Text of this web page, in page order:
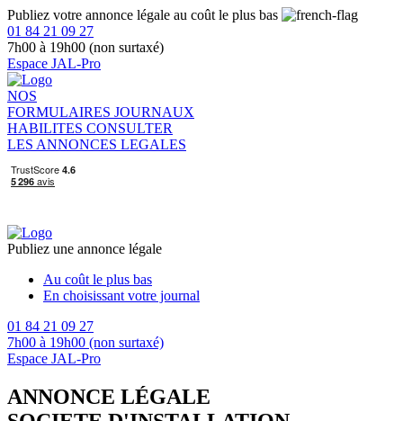
Publiez votre annonce légale au coût le plus bas
01 84 21 09 27
7h00 à 19h00 (non surtaxé)
Espace JAL-Pro
NOS
FORMULAIRES JOURNAUX
HABILITES CONSULTER
LES ANNONCES LEGALES
Publiez une annonce légale
Au coût le plus bas
En choisissant votre journal
01 84 21 09 27
7h00 à 19h00 (non surtaxé)
Espace JAL-Pro
ANNONCE LÉGALE